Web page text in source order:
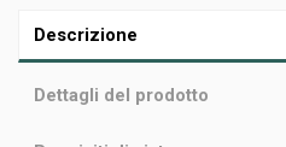
Descrizione
Dettagli del prodotto